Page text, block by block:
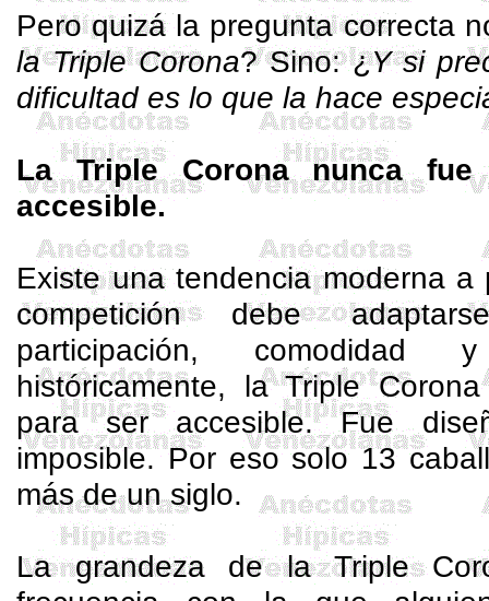
Pero quizá la pregunta correcta
la Triple Corona? Sino: ¿Y si
dificultad es lo que la hace
La Triple Corona nunca
accesible.
Existe una tendencia moderna
competición debe
participación, comodidad
históricamente, la Triple
para ser accesible. Fue
imposible. Por eso solo 13
más de un siglo.
La grandeza de la Triple